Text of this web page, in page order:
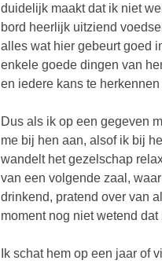
duidelijk maakt dat ik niet
bord heerlijk uitziend
alles wat hier gebeurt goed
enkele goede dingen van
en iedere kans te
Dus als ik op een gegeven
me bij hen aan, alsof ik bij
wandelt het gezelschap
van een volgende zaal,
drinkend, pratend over van
moment nog niet wetend dat
Ik schat hem op een jaar of